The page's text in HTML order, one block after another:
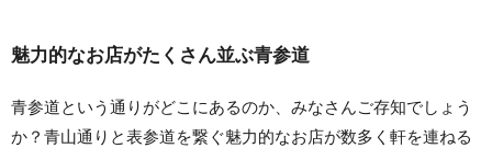
魅力的なお店がたくさん並ぶ青参道
青参道という通りがどこにあるのか、みなさんご存知でしょう
か？青山通りと表参道を繋ぐ魅力的なお店が数多く軒を連ねる